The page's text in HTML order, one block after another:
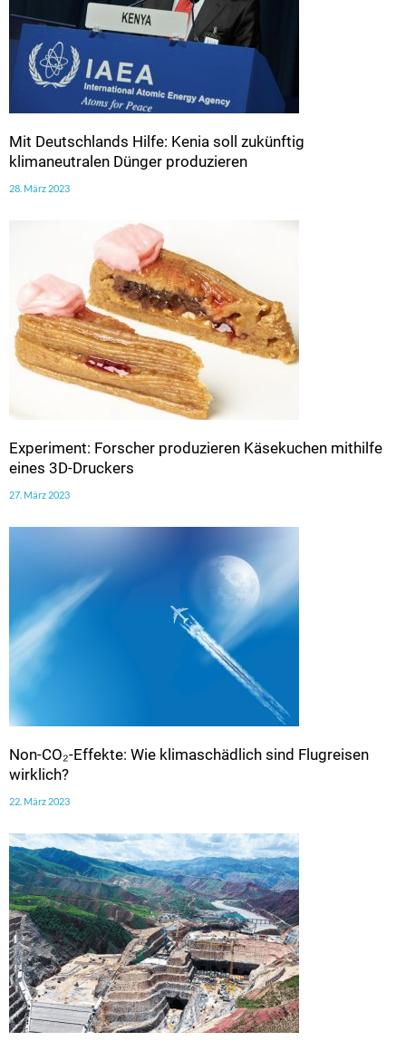
Mit Deutschlands Hilfe: Kenia soll zukünftig
klimaneutralen Dünger produzieren
28. März 2023
Experiment: Forscher produzieren Käsekuchen mithilfe
eines 3D-Druckers
27. März 2023
Non-CO₂-Effekte: Wie klimaschädlich sind Flugreisen
wirklich?
22. März 2023